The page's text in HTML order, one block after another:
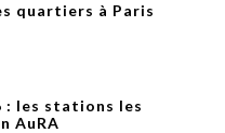
quartiers à Paris
: les stations les
AuRA